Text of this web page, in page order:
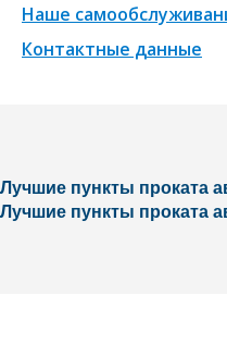
Наше
Контактные данные
Лучшие пункты проката
Лучшие пункты проката